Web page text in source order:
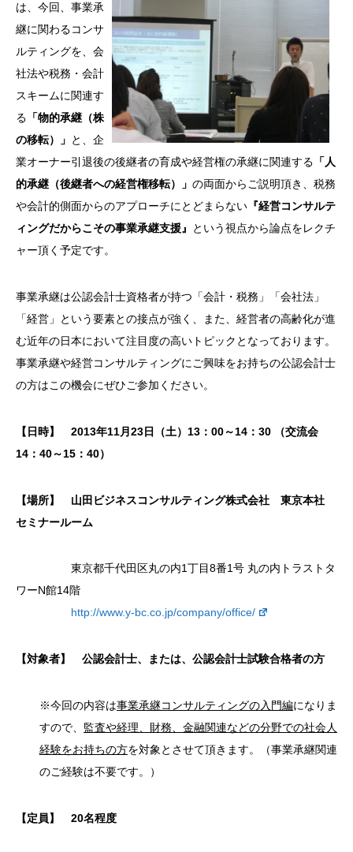
は、今回、事業承
継に関わるコンサ
ルティングを、会
社法や税務・会計
スキームに関連す
る 「物的承継（株
の移転）」 と、企
業オーナー引退後の後継者の育成や経営権の承継に関連する 「人
的承継（後継者への経営権移転）」 の両面からご説明頂き、税務
や会計的側面からのアプローチにとどまらない 『経営コンサルテ
ィングだからこその事業承継支援』
という視点から論点をレクチ
ャー頂く予定です。
事業承継は公認会計士資格者が持つ「会計・税務」「会社法」
「経営」という要素との接点が強く、また、経営者の高齢化が進
む近年の日本において注目度の高いトピックとなっております。
事業承継や経営コンサルティングにご興味をお持ちの公認会計士
の方はこの機会にぜひご参加ください。
【日時】 2013年11月23日（土）13：00～14：30 （交流会
14：40～15：40）
【場所】 山田ビジネスコンサルティング株式会社 東京本社
セミナールーム
東京都千代田区丸の内1丁目8番1号 丸の内トラストタ
ワーN館14階
http://www.y-bc.co.jp/company/office/
【対象者】 公認会計士、または、公認会計士試験合格者の方
※今回の内容は事業承継コンサルティングの入門編になりま
すので、 監査や経理、財務、金融関連などの分野での社会人
経験をお持ちの方を対象とさせて頂きます。（事業承継関連
のご経験は不要です。）
【定員】 20名程度